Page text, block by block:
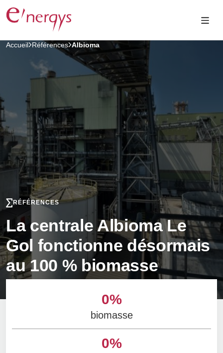
Accueil Références Albioma
RÉFÉRENCES
La centrale Albioma Le
Gol fonctionne désormais
au 100 % biomasse
0%
biomasse
0%